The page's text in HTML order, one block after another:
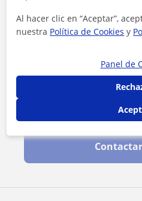
Al hacer clic, aceptas nuestroaviso
Al hacer clic en “Aceptar”,
nuestra Política de Cookies y
Panel de